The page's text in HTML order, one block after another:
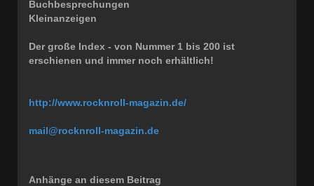
Buchbesprechungen
Kleinanzeigen
Der große Index - von Nummer 1 bis 200 ist
erschienen und immer noch erhältlich!
http://www.rocknroll-magazin.de/
mail@rocknroll-magazin.de
Anhänge an diesem Beitrag